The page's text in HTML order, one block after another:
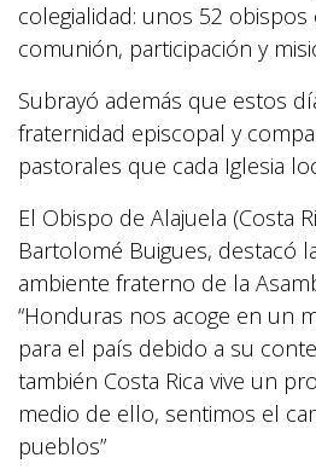
colegialidad: unos 52
comunión, participación y
Subrayó además que estos
fraternidad episcopal y
pastorales que cada Iglesia
El Obispo de Alajuela (Costa
Bartolomé Buigues, destacó
ambiente fraterno de la
“Honduras nos acoge en un
para el país debido a su
también Costa Rica vive un
medio de ello, sentimos el
pueblos”